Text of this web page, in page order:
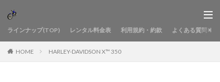
ラインナップ(TOP) レンタル料金表 利用規約・約款 よくある質問
HOME HARLEY-DAVIDSON X™ 350